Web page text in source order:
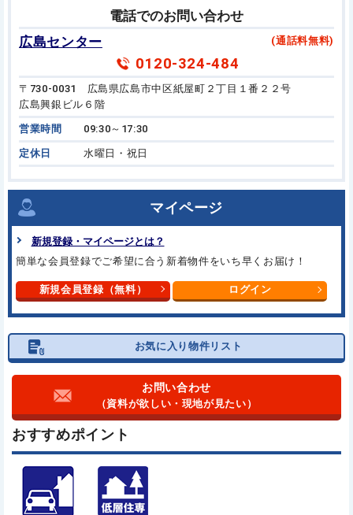
電話でのお問い合わせ
広島センター
(通話料無料)
0120-324-484
〒730-0031 広島県広島市中区紙屋町２丁目１番２２号
広島興銀ビル６階
営業時間 09:30～17:30
定休日 水曜日・祝日
マイページ
新規登録・マイページとは？
簡単な会員登録でご希望に合う 新着物件をいち早くお届け！
新規会員登録（無料） ログイン
お気に入り物件リスト
お問い合わせ
（資料が欲しい・現地が見たい）
おすすめポイント